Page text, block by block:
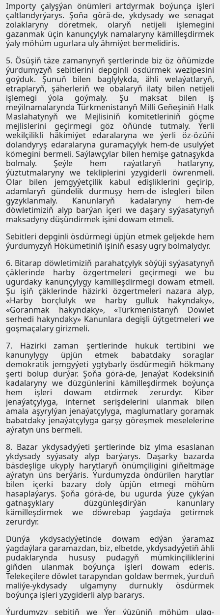
Importy çalyşýan önümleri artdyrmak boýunça işleri
çaltlandyrýarys. Şoňa görä-de, ykdysady we senagat
zolaklaryny döretmek, olaryň netijeli işlemegini
gazanmak üçin kanunçylyk namalaryny kämilleşdirmek
ýaly möhüm ugurlara uly ähmiýet bermelidiris.
5. Ösüşiň täze zamanynyň şertlerinde biz öz öňümizde
ýurdumyzyň sebitlerini depginli ösdürmek wezipesini
goýduk. Şunuň bilen baglylykda, ähli welaýatlaryň,
etraplaryň, şäherleriň we obalaryň ilaty bilen netijeli
işlemegi ýola goýmaly. Şu maksat bilen iş
meýilnamalarynda Türkmenistanyň Milli Geňeşiniň Halk
Maslahatynyň we Mejlisiniň komitetleriniň göçme
mejlislerini geçirmegi göz öňünde tutmaly. Ýerli
wekilçilikli häkimiýet edaralaryna we ýerli öz-özüňi
dolandyryş edaralaryna guramaçylyk hem-de usulyýet
kömegini bermeli. Saýlawçylar bilen hemişe gatnaşykda
bolmaly. Şeýle hem raýatlaryň hatlaryny,
ýüztutmalaryny we tekliplerini yzygiderli öwrenmeli.
Olar bilen jemgyýetçilik kabul edişliklerini geçirip,
adamlaryň gündelik durmuşy hem-de islegleri bilen
gyzyklanmaly. Kanunlaryň kadalaryny hem-de
döwletimiziň alyp barýan içeri we daşary syýasatynyň
maksadyny düşündirmek işini dowam etmeli.
Sebitleri depginli ösdürmegi üpjün etmek geljekde hem
ýurdumyzyň Hökümetiniň işiniň esasy ugry bolmalydyr.
6. Bitarap döwletimiziň parahatçylyk söýüji syýasatynyň
çäklerinde harby özgertmeleri geçirmegi we bu
ugurdaky kanunçylygy kämilleşdirmegi dowam etmeli.
Şu işiň çäklerinde häzirki özgertmeleri nazara alyp,
«Harby borçlulyk we harby gulluk hakyndaky»,
«Goranmak hakyndaky», «Türkmenistanyň Döwlet
serhedi hakyndaky» Kanunlara degişli üýtgetmeleri we
goşmaçalary girizmeli.
7. Häzirki zaman şertlerinde hukuk tertibini we
kanunylygy üpjün etmek babatdaky soraglar
demokratik jemgyýeti ygtybarly ösdürmegiň hökmany
şerti bolup durýar. Şoňa görä-de, Jenaýat Kodeksiniň
kadalaryny we düzgünlerini kämilleşdirmek boýunça
hem işleri dowam etdirmek zerurdyr. Kiber
jenaýatçylyga, internet serişdelerini ulanmak bilen
amala aşyrylýan jenaýatçylyga, maglumatlary goramak
babatdaky jenaýatçylyga garşy göreşmek meselelerine
aýratyn üns bermeli.
8. Bazar ykdysadyýeti şertlerinde biz ylma esaslanan
ykdysady syýasaty alyp barýarys. Daşarky bazarda
bäsdeşlige ukyply harytlaryň önümçiligini giňeltmäge
aýratyn üns berýäris. Ýurdumyzda öndürilen harytlar
bilen içerki bazary doly üpjün etmegi möhüm
hasaplaýarys. Şoňa görä-de, bu ugurda ýüze çykýan
gatnaşyklary düzgünleşdirýän kanunlary
kämilleşdirmek we döwrebap ýagdaýa getirmek
zerurdyr.
Dünýä ykdysadyýetinde dowam edýän ýaramaz
ýagdaýlara garamazdan, biz, elbetde, ykdysadyýetiň ähli
pudaklarynda hususy pudagyň mümkinçiliklerini
giňden ulanmak boýunça işleri dowam ederis.
Telekeçilere döwlet tarapyndan goldaw bermek, ýurduň
maliýe-ykdysady ulgamyny durnukly ösdürmek
boýunça işleri yzygiderli alyp bararys.
Ýurdumyzy sebitiň we Ýer ýüzüniň möhüm ulag-